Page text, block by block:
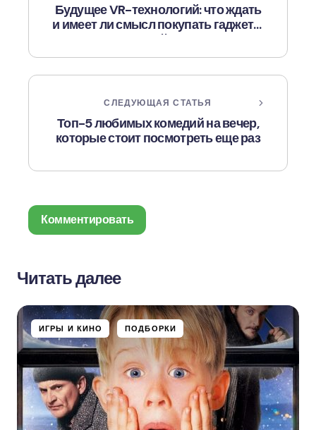
Будущее VR-технологий: что ждать
и имеет ли смысл покупать гаджеты
уже сейчас?
СЛЕДУЮЩАЯ СТАТЬЯ
Топ-5 любимых комедий на вечер,
которые стоит посмотреть еще раз
Комментировать
Обязательные поля помечены*
Name *
Email *
Читать далее
ИГРЫ И КИНО ПОДБОРКИ